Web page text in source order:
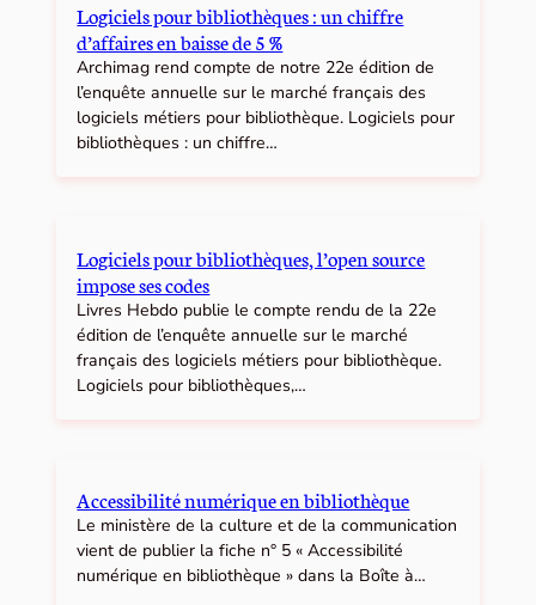
Logiciels pour bibliothèques : un chiffre
d’affaires en baisse de 5 %
Archimag rend compte de notre 22e édition de
l’enquête annuelle sur le marché français des
logiciels métiers pour bibliothèque. Logiciels pour
bibliothèques : un chiffre…
Logiciels pour bibliothèques, l’open source
impose ses codes
Livres Hebdo publie le compte rendu de la 22e
édition de l’enquête annuelle sur le marché
français des logiciels métiers pour bibliothèque.
Logiciels pour bibliothèques,…
Accessibilité numérique en bibliothèque
Le ministère de la culture et de la communication
vient de publier la fiche n° 5 « Accessibilité
numérique en bibliothèque » dans la Boîte à…